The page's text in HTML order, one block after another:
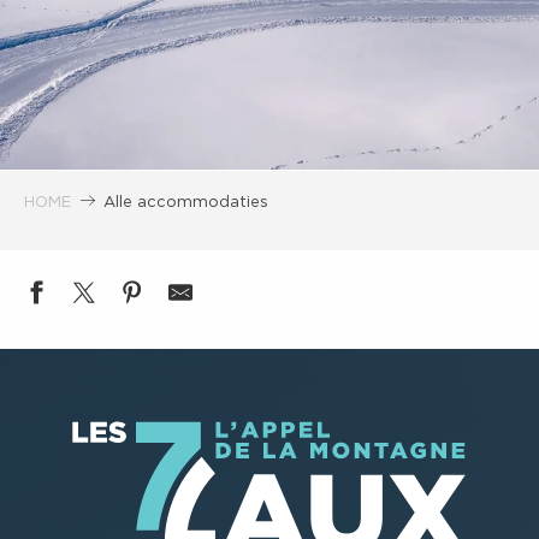
HOME Alle accommodaties
Appartement - résidence les Granges - E205
Maison mitoyenne
Gite la Chamoussière
Anaïs Perrin